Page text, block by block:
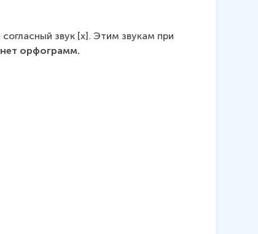
звук [х]. Этим звукам при
нет орфограмм.